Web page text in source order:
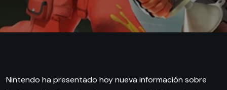
Nintendo ha presentado hoy nueva información sobre